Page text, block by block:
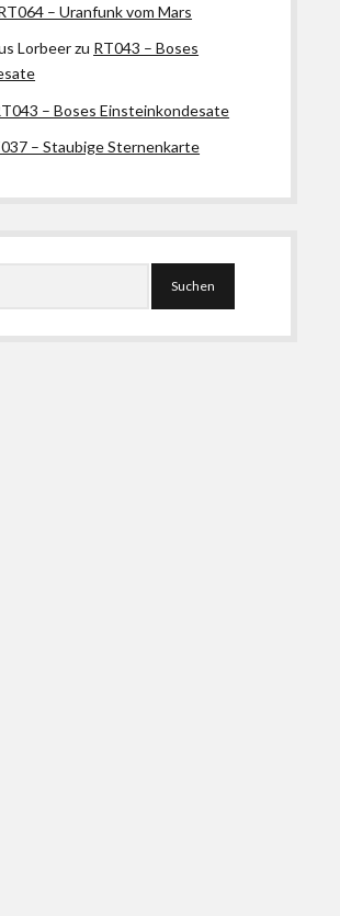
– Uranfunk vom Mars
Lorbeerzu RT043 – Boses
– Boses Einsteinkondesate
– Staubige Sternenkarte